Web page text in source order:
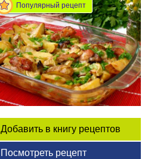
Популярный рецепт
Добавить в книгу рецептов
Посмотреть рецепт